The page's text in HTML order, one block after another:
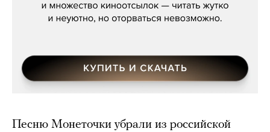
Песню Монеточки убрали из российской